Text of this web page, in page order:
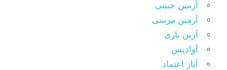
آرمین حبیبی
آرمین مرسی
آرین یاری
آوادیس
آیاز اعتماد